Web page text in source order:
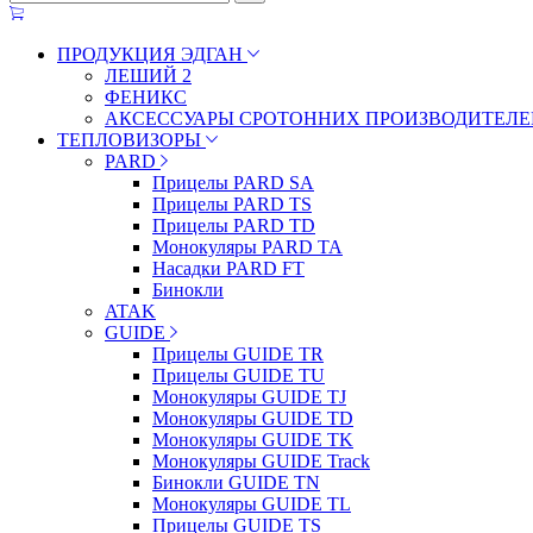
ПРОДУКЦИЯ ЭДГАН
ЛЕШИЙ 2
ФЕНИКС
АКСЕССУАРЫ СРОТОННИХ
ТЕПЛОВИЗОРЫ
PARD
Прицелы PARD SA
Прицелы PARD TS
Прицелы PARD TD
Монокуляры PARD TA
Насадки PARD FT
Бинокли
ATAK
GUIDE
Прицелы GUIDE TR
Прицелы GUIDE TU
Монокуляры GUIDE TJ
Монокуляры GUIDE TD
Монокуляры GUIDE TK
Монокуляры GUIDE Track
Бинокли GUIDE TN
Монокуляры GUIDE TL
Прицелы GUIDE TS